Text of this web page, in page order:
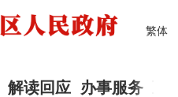
繁体
解读回应 办事服务